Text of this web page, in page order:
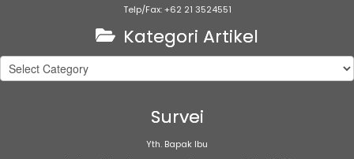
Telp/Fax: +62 21 3524551
Kategori Artikel
Kategori
Artikel
Survei
Yth. Bapak Ibu